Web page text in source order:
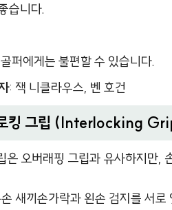
습니다.
퍼에게는 불편할 수 있습니다.
: 잭 니클라우스, 벤 호건
킹 그립 (Interlocking
은 오버래핑 그립과 유사하지만,
새끼손가락과 왼손 검지를 서로